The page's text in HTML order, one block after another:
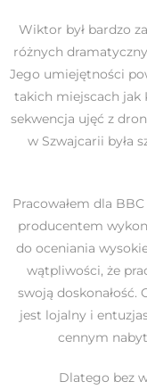
Wiktor był bardzo
różnych
Jego umiejętności
takich miejscach jak
sekwencja ujęć z
w Szwajcarii była
Pracowałem dla
producentem
do oceniania
wątpliwości, że
swoją doskonałość.
jest lojalny i
cennym
Dlatego bez